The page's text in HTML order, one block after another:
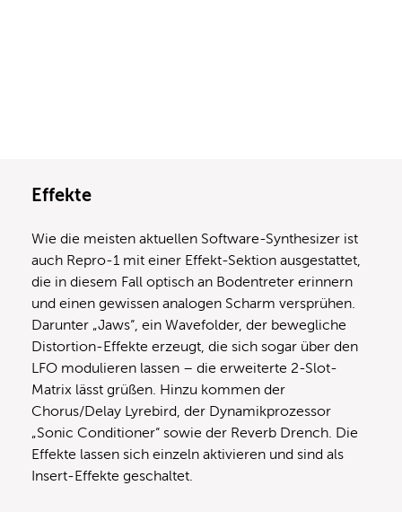
Effekte
Wie die meisten aktuellen Software-Synthesizer ist
auch Repro-1 mit einer Effekt-Sektion ausgestattet,
die in diesem Fall optisch an Bodentreter erinnern
und einen gewissen analogen Scharm versprühen.
Darunter „Jaws“, ein Wavefolder, der bewegliche
Distortion-Effekte erzeugt, die sich sogar über den
LFO modulieren lassen – die erweiterte 2-Slot-
Matrix lässt grüßen. Hinzu kommen der
Chorus/Delay Lyrebird, der Dynamikprozessor
„Sonic Conditioner“ sowie der Reverb Drench. Die
Effekte lassen sich einzeln aktivieren und sind als
Insert-Effekte geschaltet.